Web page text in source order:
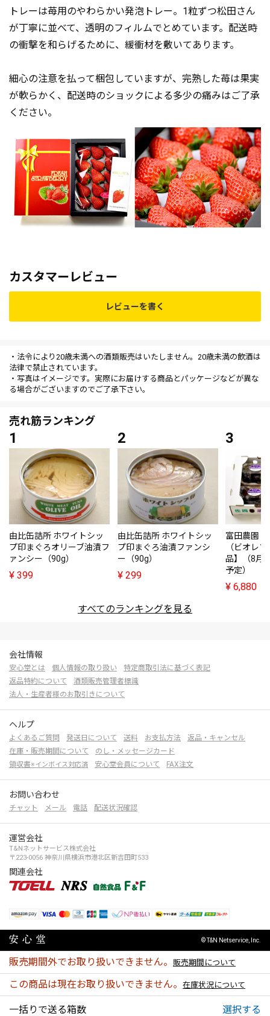
販売期間外でお取り扱いできません。 販売期間について
この商品は現在お取り扱いできません。 在庫状況について
一括りで送る箱数
トレーは苺用のやわらかい発泡トレー。1粒ずつ松田さん
が丁寧に並べて、透明のフィルムでとめています。配送時
の衝撃を和らげるために、緩衝材を敷いてあります。
細心の注意を払って梱包していますが、完熟した苺は果実
が軟らかく、配送時のショックによる多少の痛みはご了承
ください。
カスタマーレビュー
レビューを書く
・法令により20歳未満への酒類販売はいたしません。20歳未満の飲酒は
法律で禁止されています。
・写真はイメージです。実際にお届けする商品とパッケージなどが異な
る場合がございますのでご了承下さい。
売れ筋ランキング
由比缶詰所 ホワイトシッ
プ印まぐろオリーブ油漬フ
ァンシー（90g）
¥ 399
由比缶詰所 ホワイトシッ
プ印まぐろ油漬ファンシ
ー（90g）
¥ 299
富田農園
（ビオレ
品】（8月
予定）
¥ 6,880
すべてのランキングを見る
会社情報
安心堂とは 個人情報の取り扱い
特定商取引法に基づく表記
返品特約について
酒類販売管理者標識
法人・生産者様のお取引きについて
ヘルプ
よくあるご質問 発送日について 送料 お支払方法
返品・キャンセル
在庫・販売期間について
のし・メッセージカード
領収書※インボイス対応済 安心堂会員について FAX注文
お問い合わせ
チャット メール 電話 配送状況確認
運営会社
T&Nネットサービス株式会社
〒223-0056 神奈川県横浜市港北区新吉田町533
関連会社
© T&N Netservice, Inc.